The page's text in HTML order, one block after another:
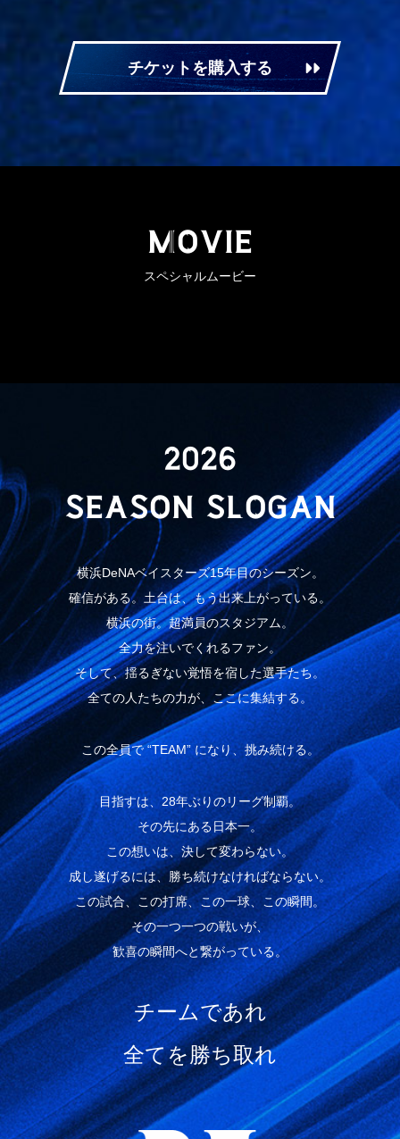
チケットを購入する
MOVIE
スペシャルムービー
2026
SEASON SLOGAN
横浜DeNAベイスターズ15年目のシーズン。
確信がある。土台は、もう出来上がっている。
横浜の街。超満員のスタジアム。
全力を注いでくれるファン。
そして、揺るぎない覚悟を宿した選手たち。
全ての人たちの力が、ここに集結する。
この全員で “TEAM” になり、挑み続ける。
目指すは、28年ぶりのリーグ制覇。
その先にある日本一。
この想いは、決して変わらない。
成し遂げるには、勝ち続けなければならない。
この試合、この打席、この一球、この瞬間。
その一つ一つの戦いが、
歓喜の瞬間へと繋がっている。
チームであれ
全てを勝ち取れ